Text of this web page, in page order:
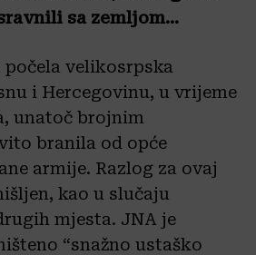
sa zemljom…
počela velikosrpska
i Hercegovinu, u vrijeme
unatoč brojnim
branila od opće
armije. Razlog za ovaj
kao u slučaju
mjesta. JNA je
“snažno ustaško